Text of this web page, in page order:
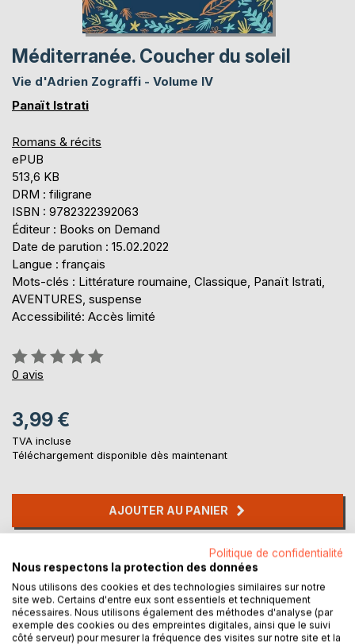
Méditerranée. Coucher du soleil
Vie d'Adrien Zograffi - Volume IV
Panaït Istrati
Romans & récits
ePUB
513,6 KB
DRM : filigrane
ISBN : 9782322392063
Éditeur : Books on Demand
Date de parution : 15.02.2022
Langue : français
Mots-clés : Littérature roumaine, Classique, Panaït Istrati,
AVENTURES, suspense
Accessibilité: Accès limité
Évaluation:
0%
0 avis
3,99 €
TVA incluse
Téléchargement disponible dès maintenant
AJOUTER AU PANIER
Laisser un avis
Politique de confidentialité
Nous respectons la protection des données
Nous utilisons des cookies et des technologies similaires sur notre
site web. Certains d'entre eux sont essentiels et techniquement
nécessaires. Nous utilisons également des méthodes d'analyse (par
exemple des cookies ou des empreintes digitales, ainsi que le suivi
côté serveur) pour mesurer la fréquence des visites sur notre site et la